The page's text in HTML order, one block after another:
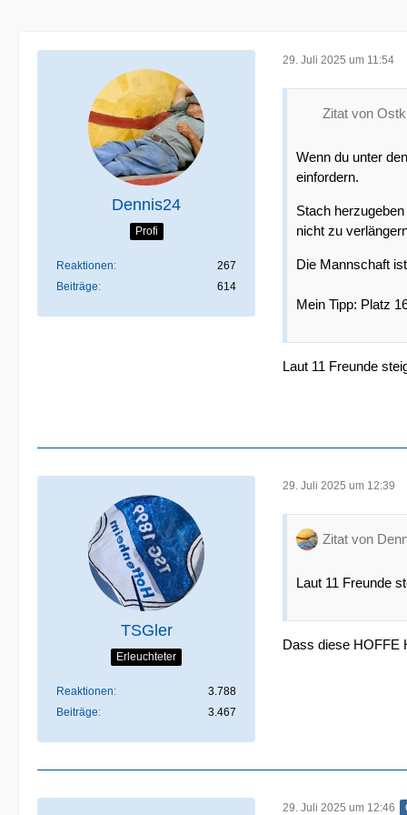
Dennis24
Profi
Reaktionen
267
Beiträge
614
29. Juli 2025 um 11:54
Zitat von
Wenn du unter
einfordern.
Stach
nicht zu
Die Mannschaft
Mein Tipp: Platz
Laut 11 Freunde
TSGler
Erleuchteter
Reaktionen
3.788
Beiträge
3.467
29. Juli 2025 um 12:39
Zitat von
Laut 11 Freunde
Dass diese HOFFE
29. Juli 2025 um 12:46